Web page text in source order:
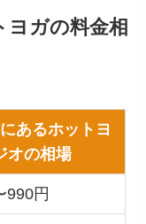
ヨガの料金相
あるホットヨ
オの相場
990円